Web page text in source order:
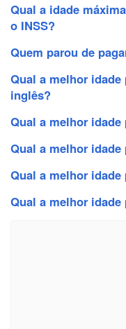
Qual a idade
o INSS?
Quem parou de
Qual a melhor idade
inglês?
Qual a melhor idade
Qual a melhor idade
Qual a melhor
Qual a melhor